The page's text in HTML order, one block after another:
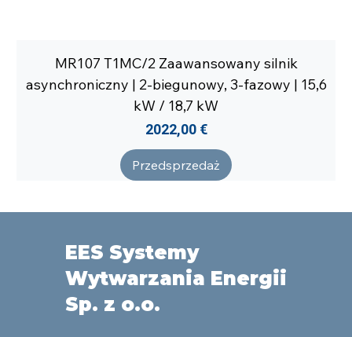
MR107 T1MC/2 Zaawansowany silnik
asynchroniczny | 2-biegunowy, 3-fazowy | 15,6
kW / 18,7 kW
Cena
2022,00 €
Przedsprzedaż
EES Systemy
Wytwarzania Energii
Sp. z o.o.